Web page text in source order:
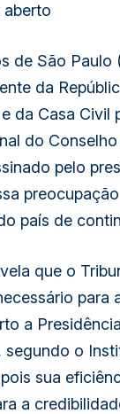
de São Paulo
da
da Casa
do
pelo
país de
que o
para
a
o
sua
a